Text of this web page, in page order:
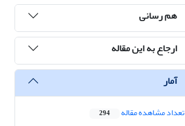
هم رسانی
ارجاع به این مقاله
آمار
تعداد مشاهده مقاله 294